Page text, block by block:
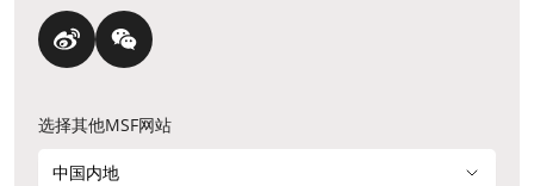
选择其他MSF网站
中国内地